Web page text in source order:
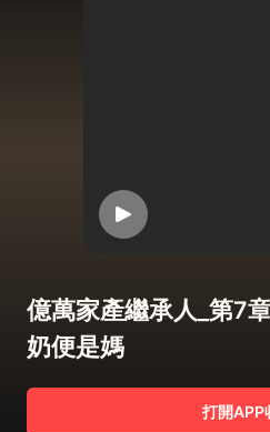
億萬家產繼承人_第7
奶便是媽
打開APP